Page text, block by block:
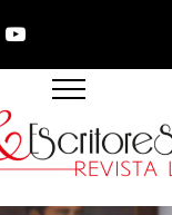
YOUTUBE